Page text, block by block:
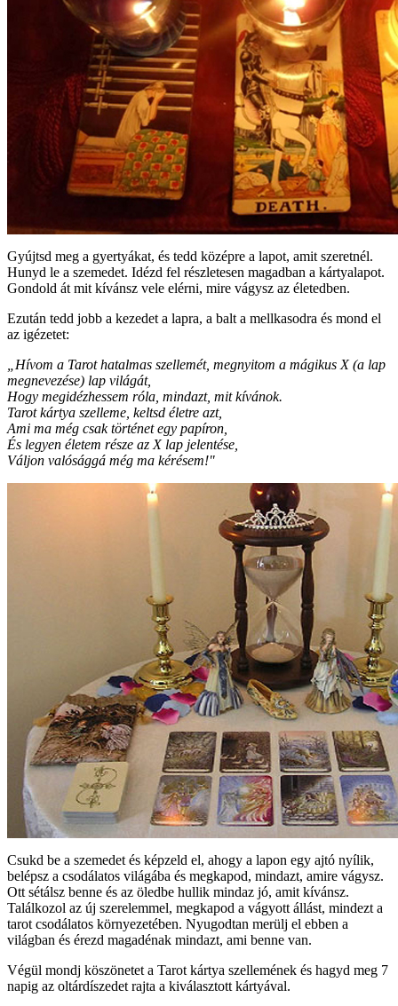
Gyújtsd meg a gyertyákat, és tedd középre a lapot, amit szeretnél.
Hunyd le a szemedet. Idézd fel részletesen magadban a kártyalapot.
Gondold át mit kívánsz vele elérni, mire vágysz az életedben.
Ezután tedd jobb a kezedet a lapra, a balt a mellkasodra és mond el
az igézetet:
„Hívom a Tarot hatalmas szellemét, megnyitom a mágikus X (a lap
megnevezése) lap világát,
Hogy megidézhessem róla, mindazt, mit kívánok.
Tarot kártya szelleme, keltsd életre azt,
Ami ma még csak történet egy papíron,
És legyen életem része az X lap jelentése,
Váljon valósággá még ma kérésem!"
Csukd be a szemedet és képzeld el, ahogy a lapon egy ajtó nyílik,
belépsz a csodálatos világába és megkapod, mindazt, amire vágysz.
Ott sétálsz benne és az öledbe hullik mindaz jó, amit kívánsz.
Találkozol az új szerelemmel, megkapod a vágyott állást, mindezt a
tarot csodálatos környezetében. Nyugodtan merülj el ebben a
világban és érezd magadénak mindazt, ami benne van.
Végül mondj köszönetet a Tarot kártya szellemének és hagyd meg 7
napig az oltárdíszedet rajta a kiválasztott kártyával.